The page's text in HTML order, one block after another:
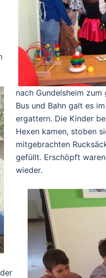
nach Gundelsheim
Bus und Bahn galt es
ergattern. Die Kinder
Hexen kamen, stoben
mitgebrachten
gefüllt. Erschöpft
wieder.